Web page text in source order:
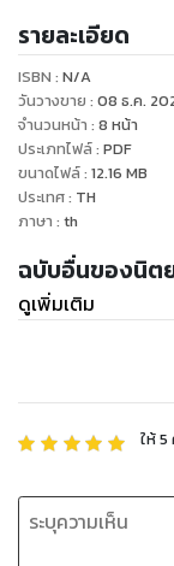
ให้ชำระหนี้ การเลิ
ที่กฎหมายกำหนด ซึ่
ราคาเล่มละ 5 บาท
เดือน ให้โหลดอ่านฟรี
รายละเอียด
ISBN : N/A
วันวางขาย : 08 ธ.ค.
จำนวนหน้า : 8 หน้า
ประเภทไฟล์: PDF
ขนาดไฟล์: 12.16 MB
ประเทศ: TH
ภาษา : th
ฉบับอื่นของนิต
ดูเพิ่มเติม
ให้5